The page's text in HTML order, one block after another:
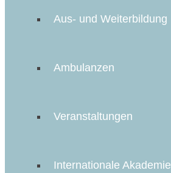
Aus- und Weiterbildung
Ambulanzen
Veranstaltungen
Internationale Akademie